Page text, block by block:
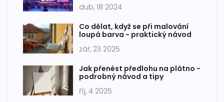
dub, 18 2024
Co dělat, když se při malování
loupá barva - praktický návod
zář, 23 2025
Jak přenést předlohu na plátno -
podrobný návod a tipy
říj, 4 2025